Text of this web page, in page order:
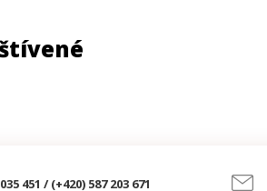
451 / (+420) 587 203 671